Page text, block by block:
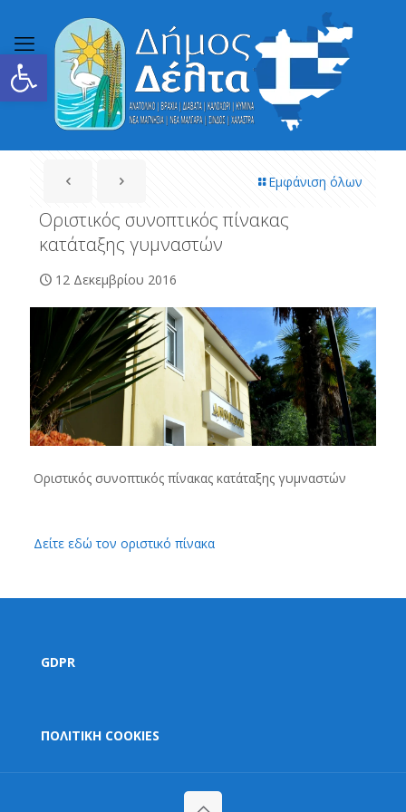
Ανοίξτε τη γραμμή εργαλείων
Εμφάνιση όλων
Οριστικός συνοπτικός πίνακας
κατάταξης γυμναστών
12 Δεκεμβρίου 2016
Οριστικός συνοπτικός πίνακας κατάταξης γυμναστών
Δείτε εδώ τον οριστικό πίνακα
GDPR
ΠΟΛΙΤΙΚΗ COOKIES